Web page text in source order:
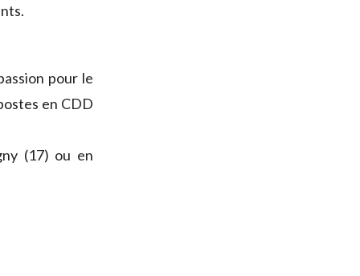
pour le
en CDD
(17) ou en